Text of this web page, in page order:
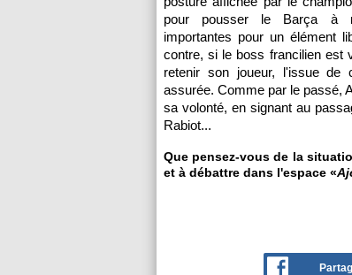
pour pousser le Barça à
importantes pour un élément
contre, si le boss francilien est
retenir son joueur, l'issue de
assurée. Comme par le passé,
sa volonté, en signant au
Rabiot...
Que pensez-vous de la
et à débattre dans l'espace «